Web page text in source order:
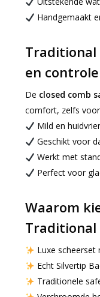
Handgemaakt
Traditional
en controle
De closed comb
comfort, zelfs
Mild en
Geschikt voor
Werkt met
Perfect voor
Waarom
Traditional
Luxe scheerset
Echt Silvertip
Traditionele